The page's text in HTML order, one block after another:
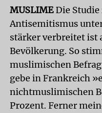
MUSLIMEDie
Antisemitismus
stärker verbreitet ist
Bevölkerung. So
muslimischen
gebe in Frankreich
nichtmuslimischen
Prozent. Ferner